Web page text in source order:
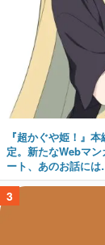
『超かぐや姫！』
定。新たなWebマ
ート、あのお話に
3